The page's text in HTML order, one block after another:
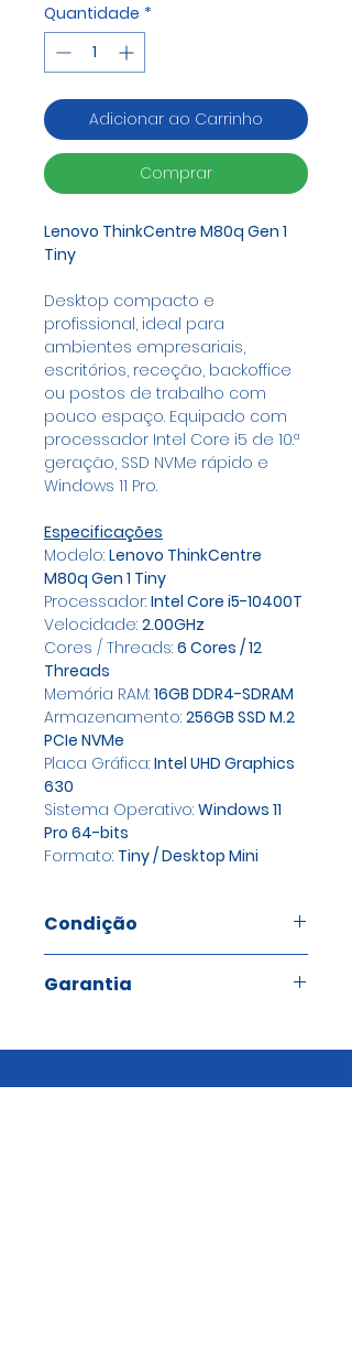
Quantidade *
Adicionar ao Carrinho
Comprar
Lenovo ThinkCentre M80q Gen 1
Tiny
Desktop compacto e
profissional, ideal para
ambientes empresariais,
escritórios, receção, backoffice
ou postos de trabalho com
pouco espaço. Equipado com
processador Intel Core i5 de 10.ª
geração, SSD NVMe rápido e
Windows 11 Pro.
Especificações
Modelo: Lenovo ThinkCentre
M80q Gen 1 Tiny
Processador: Intel Core i5-10400T
Velocidade: 2.00GHz
Cores / Threads: 6 Cores / 12
Threads
Memória RAM: 16GB DDR4-SDRAM
Armazenamento: 256GB SSD M.2
PCIe NVMe
Placa Gráfica: Intel UHD Graphics
630
Sistema Operativo: Windows 11
Pro 64-bits
Formato: Tiny / Desktop Mini
Condição
Garantia